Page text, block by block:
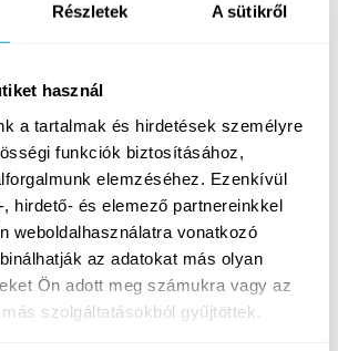
Részletek A sütikről
használ
a tartalmak és hirdetések személyre
funkciók biztosításához,
elemzéséhez. Ezenkívül
hirdető- és elemező partnereinkkel
weboldalhasználatra vonatkozó
az adatokat más olyan
Ön adott meg számukra vagy az
szolgáltatásokból gyűjtöttek.
SUP
ÚJRA